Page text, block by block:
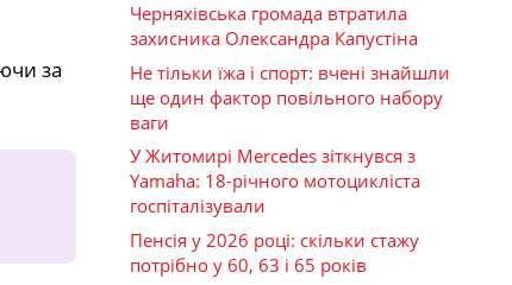
за
Черняхівська громада втратила
захисника Олександра Капустіна
Не тільки їжа і спорт: вчені знайшли
ще один фактор повільного набору
ваги
У Житомирі Mercedes зіткнувся з
Yamaha: 18-річного мотоцикліста
госпіталізували
Пенсія у 2026 році: скільки стажу
потрібно у 60, 63 і 65 років